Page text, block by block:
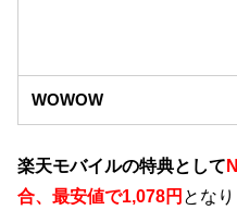
WOWOW
楽天モバイルの特典として
合、最安値で1,078円 となり